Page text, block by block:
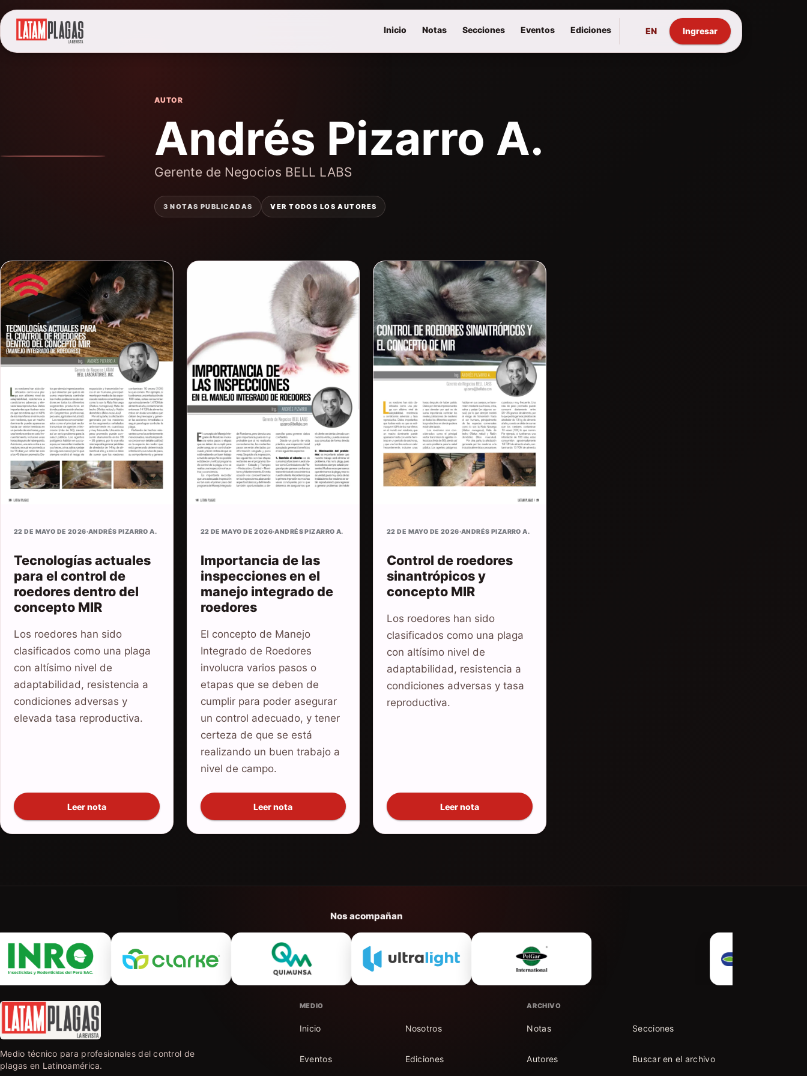
Inicio Notas Secciones Eventos Ediciones EN Ingresar
AUTOR
Andrés Pizarro A.
Gerente de Negocios BELL LABS
3 NOTAS PUBLICADAS VER TODOS LOS AUTORES
22 DE MAYO DE 2026·ANDRÉS PIZARRO A.
Tecnologías actuales
para el control de
roedores dentro del
concepto MIR
Los roedores han sido
clasificados como una plaga
con altísimo nivel de
adaptabilidad, resistencia a
condiciones adversas y
elevada tasa reproductiva.
Leer nota
22 DE MAYO DE 2026·ANDRÉS PIZARRO A.
Importancia de las
inspecciones en el
manejo integrado de
roedores
El concepto de Manejo
Integrado de Roedores
involucra varios pasos o
etapas que se deben de
cumplir para poder asegurar
un control adecuado, y tener
certeza de que se está
realizando un buen trabajo a
nivel de campo.
Leer nota
22 DE MAYO DE 2026·ANDRÉS PIZARRO A.
Control de roedores
sinantrópicos y
concepto MIR
Los roedores han sido
clasificados como una plaga
con altísimo nivel de
adaptabilidad, resistencia a
condiciones adversas y tasa
reproductiva.
Leer nota
Nos acompañan
Medio técnico para profesionales del control de
plagas en Latinoamérica.
MEDIO
Inicio Nosotros
Eventos Ediciones
ARCHIVO
Notas Secciones
Autores Buscar en el archivo